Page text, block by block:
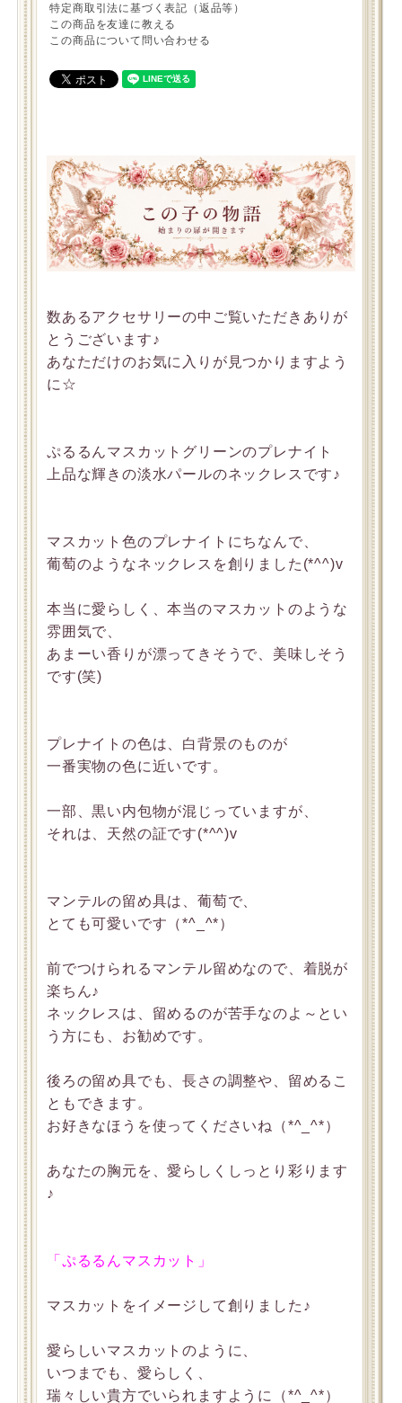
特定商取引法に基づく表記（返品等）
この商品を友達に教える
この商品について問い合わせる
数あるアクセサリーの中ご覧いただきありが
とうございます♪
あなただけのお気に入りが見つかりますよう
に☆
ぷるるんマスカットグリーンのプレナイト
上品な輝きの淡水パールのネックレスです♪
マスカット色のプレナイトにちなんで、
葡萄のようなネックレスを創りました(*^^)v
本当に愛らしく、本当のマスカットのような
雰囲気で、
あまーい香りが漂ってきそうで、美味しそう
です(笑)
プレナイトの色は、白背景のものが
一番実物の色に近いです。
一部、黒い内包物が混じっていますが、
それは、天然の証です(*^^)v
マンテルの留め具は、葡萄で、
とても可愛いです（*^_^*）
前でつけられるマンテル留めなので、着脱が
楽ちん♪
ネックレスは、留めるのが苦手なのよ～とい
う方にも、お勧めです。
後ろの留め具でも、長さの調整や、留めるこ
ともできます。
お好きなほうを使ってくださいね（*^_^*）
あなたの胸元を、愛らしくしっとり彩ります
♪
「ぷるるんマスカット」
マスカットをイメージして創りました♪
愛らしいマスカットのように、
いつまでも、愛らしく、
瑞々しい貴方でいられますように（*^_^*）